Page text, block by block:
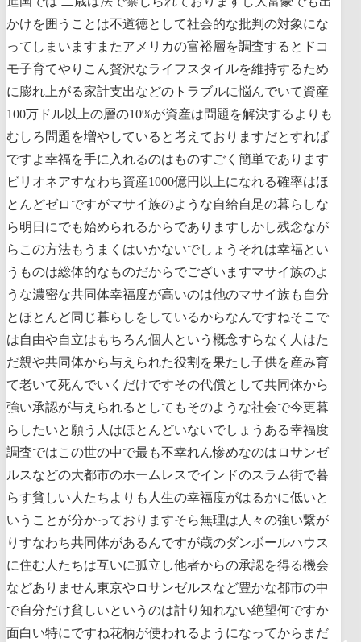
かけを囲うことは不道徳として社会的な批判の対象にな
ってしまいますまたアメリカの富裕層を調査するとドコ
モ子育てやりこん贅沢なライフスタイルを維持するため
に膨れ上がる家計支出などのトラブルに悩んでいて資産
100万ドル以上の層の10%が資産は問題を解決するよりも
むしろ問題を増やしていると考えておりますだとすれば
ですよ幸福を手に入れるのはものすごく簡単であります
ビリオネアすなわち資産1000億円以上になれる確率はほ
とんどゼロですがマサイ族のような自給自足の暮らしな
ら明日にでも始められるからでありますしかし残念なが
らこの方法もうまくはいかないでしょうそれは幸福とい
うものは総体的なものだからでございますマサイ族のよ
うな濃密な共同体幸福度が高いのは他のマサイ族も自分
とほとんど同じ暮らしをしているからなんですねそこで
は自由や自立はもちろん個人という概念すらなく人はた
だ親や共同体から与えられた役割を果たし子供を産み育
て老いて死んでいくだけですその代償として共同体から
強い承認が与えられるとしてもそのような社会で今更暮
らしたいと願う人はほとんどいないでしょうある幸福度
調査ではこの世の中で最も不幸れん惨めなのはロサンゼ
ルスなどの大都市のホームレスでインドのスラム街で暮
らす貧しい人たちよりも人生の幸福度がはるかに低いと
いうことが分かっておりますそら無理は人々の強い繋が
りすなわち共同体があるんですが歳のダンボールハウス
に住む人たちは互いに孤立し他者からの承認を得る機会
などありません東京やロサンゼルスなど豊かな都市の中
で自分だけ貧しいというのは計り知れない絶望何ですか
面白い特にですね花柄が使われるようになってからまだ